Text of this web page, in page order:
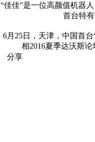
“佳佳”是一位高颜值机器
首台特
6月25日，天津，中国首
相2016夏季达沃斯论
分享